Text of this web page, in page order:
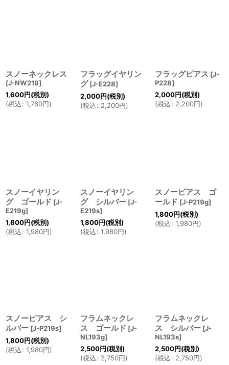
スノーネックレス
[J-NW219]
1,600円(税別)
(税込: 1,760円)
フラッグイヤリン
グ [J-E228]
2,000円(税別)
(税込: 2,200円)
フラッグピアス [J-
P228]
2,000円(税別)
(税込: 2,200円)
スノーイヤリン
グ ゴールド [J-
E219g]
1,800円(税別)
(税込: 1,980円)
スノーイヤリン
グ シルバー [J-
E219s]
1,800円(税別)
(税込: 1,980円)
スノーピアス ゴ
ールド [J-P219g]
1,800円(税別)
(税込: 1,980円)
スノーピアス シ
ルバー [J-P219s]
1,800円(税別)
(税込: 1,980円)
フラムネックレ
ス ゴールド [J-
NL193g]
2,500円(税別)
(税込: 2,750円)
フラムネックレ
ス シルバー [J-
NL193s]
2,500円(税別)
(税込: 2,750円)